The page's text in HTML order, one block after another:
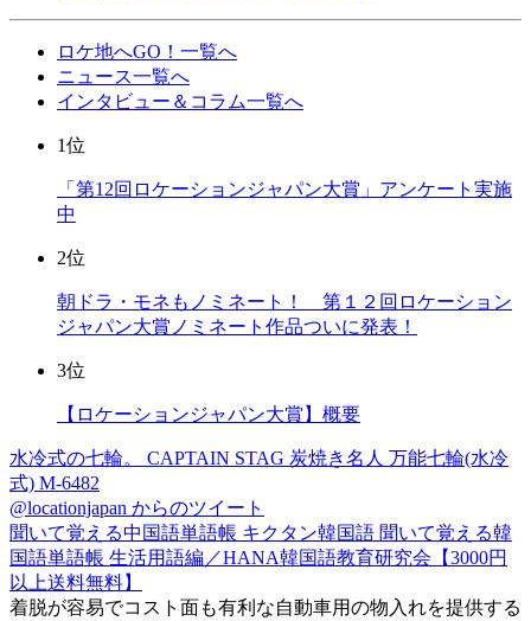
ロケ地へGO！一覧へ
ニュース一覧へ
インタビュー＆コラム一覧へ
1位
「第12回ロケーションジャパン大賞」アンケート実施
中
2位
朝ドラ・モネもノミネート！ 第１２回ロケーション
ジャパン大賞ノミネート作品ついに発表！
3位
【ロケーションジャパン大賞】概要
水冷式の七輪。 CAPTAIN STAG 炭焼き名人 万能七輪(水冷
式) M-6482
@locationjapan からのツイート
聞いて覚える中国語単語帳 キクタン韓国語 聞いて覚える韓
国語単語帳 生活用語編／HANA韓国語教育研究会【3000円
以上送料無料】
着脱が容易でコスト面も有利な自動車用の物入れを提供する